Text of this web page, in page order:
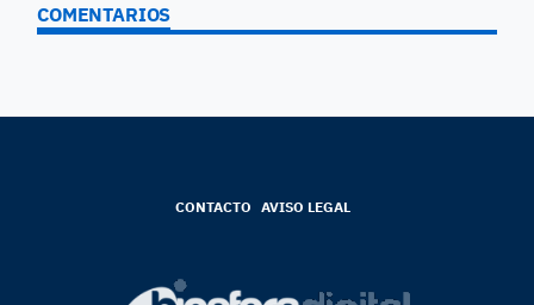
COMENTARIOS
CONTACTO AVISO LEGAL